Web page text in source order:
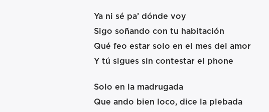
Ya ni sé pa’ dónde voy
Sigo soñando con tu habitación
Qué feo estar solo en el mes del amor
Y tú sigues sin contestar el phone
Solo en la madrugada
Que ando bien loco, dice la plebada